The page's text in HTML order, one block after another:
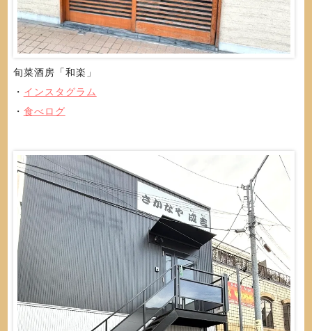
旬菜酒房「和楽」
・ インスタグラム
・ 食べログ